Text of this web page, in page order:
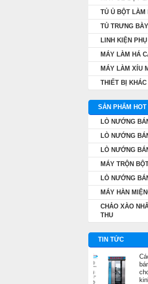
TỦ Ủ BỘT LÀM
TỦ TRƯNG
LINH KIỆN
MÁY LÀM HÁ
MÁY LÀM XÍU
THIẾT BỊ KHÁC
SẢN PHẨM HOT
LÒ NƯỚNG
LÒ NƯỚNG
LÒ NƯỚNG
MÁY TRỘN
LÒ NƯỚNG
MÁY HÀN
CHẢO XÀO
THU
TIN TỨC
TỦ TRƯNG BÀY BÁNH KEM